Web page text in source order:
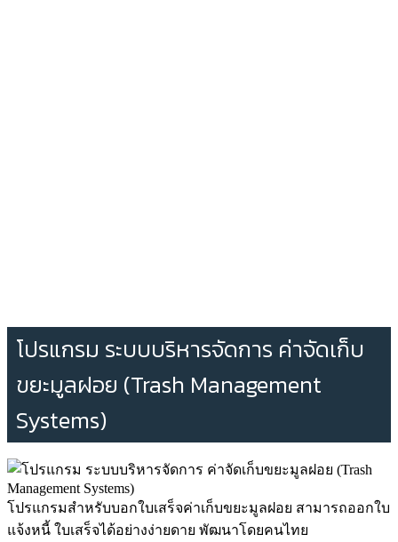
โปรแกรม ระบบบริหารจัดการ ค่าจัดเก็บ
ขยะมูลฝอย (Trash Management
Systems)
โปรแกรมสำหรับบอกใบเสร็จค่าเก็บขยะมูลฝอย สามารถออกใบ
แจ้งหนี้ ใบเสร็จได้อย่างง่ายดาย พัฒนาโดยคนไทย